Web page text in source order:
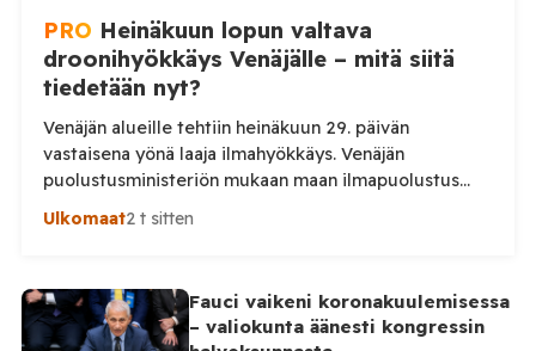
PRO Heinäkuun lopun valtava
droonihyökkäys Venäjälle – mitä siitä
tiedetään nyt?
Venäjän alueille tehtiin heinäkuun 29. päivän
vastaisena yönä laaja ilmahyökkäys. Venäjän
puolustusministeriön mukaan maan ilmapuolustus
torjui yön aikana 295 ukrainalaista lennokkia. Iskuissa
ilmapuolustus torjui yön aikana yhteensä 295
ukrainalaista lennokkia. Lennokkeja kerrotaan torjutun
useiden Venäjän alueiden sekä Mustanmeren ja
Ulkomaat2 t sitten
Fauci vaikeni koronakuulemisessa
– valiokunta äänesti kongressin